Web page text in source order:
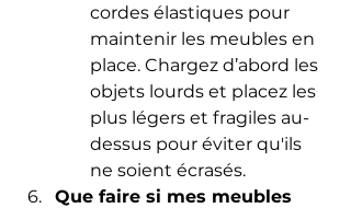
cordes élastiques pour
maintenir les meubles en
place. Chargez d’abord les
objets lourds et placez les
plus légers et fragiles au-
dessus pour éviter qu'ils
ne soient écrasés.
Que faire si mes meubles